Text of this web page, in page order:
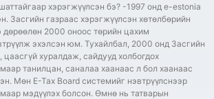
хэрэгжүүлсэн бэ? -1997 онд e-estonia
Засгийн газраас хэрэгжүүлсэн хөтөлбөрийн
дөрөөлөн 2000 оноос төрийн цахим
эхэлсэн юм. Тухайлбал, 2000 онд Засгийн
хуралдаж, сайдууд холбогдох
танилцан, саналаа хаанаас л бол хаанаас
Мөн E-Tax Board системийг нэвтрүүлснээр
мэдүүлэх болсон. Өмнө нь татварын